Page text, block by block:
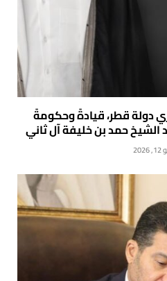
دولة قطر، قيادةً وحكومةً
الشيخ حمد بن خليفة آل ثاني